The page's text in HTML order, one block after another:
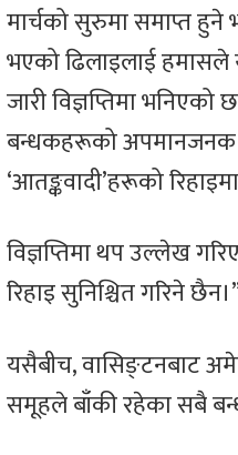
मार्चको सुरुमा समाप्त हुने
भएको ढिलाइलाई हमासले
जारी विज्ञप्तिमा
बन्धकहरूको अपमानजनक
‘आतङ्कवादी’हरूको
विज्ञप्तिमा थप उल्लेख
रिहाइ सुनिश्चित गरिने
यसैबीच, वासिङ्टनबाट
समूहले बाँकी रहेका सबै